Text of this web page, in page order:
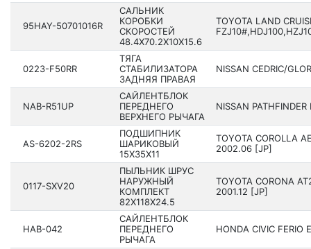
95HAY-50701016R
САЛЬНИК
КОРОБКИ
СКОРОСТЕЙ
48.4X70.2X10X15.6
TOYOTA LAND
0223-F50RR
ТЯГА
СТАБИЛИЗАТОРА
ЗАДНЯЯ ПРАВАЯ
NISSAN CEDRIC/
NAB-R51UP
САЙЛЕНТБЛОК
ПЕРЕДНЕГО
ВЕРХНЕГО РЫЧАГА
NISSAN
AS-6202-2RS
ПОДШИПНИК
ШАРИКОВЫЙ
15X35X11
TOYOTA COROLLA
2002.06 [JP]
0117-SXV20
ПЫЛЬНИК ШРУС
НАРУЖНЫЙ
КОМПЛЕКТ
82X118X24.5
TOYOTA CORONA
2001.12 [JP]
HAB-042
САЙЛЕНТБЛОК
ПЕРЕДНЕГО
РЫЧАГА
HONDA CIVIC FERIO